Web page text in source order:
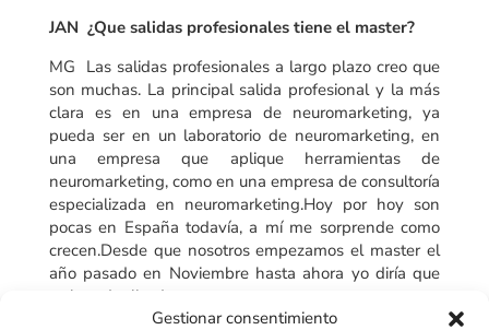
Gestionar consentimiento
JAN ¿Que salidas profesionales tiene el master?
MG Las salidas profesionales a largo plazo creo que
son muchas. La principal salida profesional y la más
clara es en una empresa de neuromarketing, ya
pueda ser en un laboratorio de neuromarketing, en
una empresa que aplique herramientas de
neuromarketing, como en una empresa de consultoría
especializada en neuromarketing.Hoy por hoy son
pocas en España todavía, a mí me sorprende como
crecen.Desde que nosotros empezamos el master el
año pasado en Noviembre hasta ahora yo diría que
se han duplicado.